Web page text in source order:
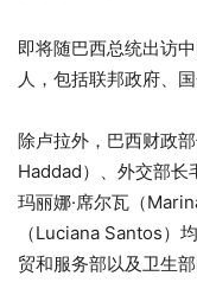
即将随巴西总统出访
人，包括联邦政府、
除卢拉外，巴西财政
Haddad）、外交部长
玛丽娜·席尔瓦（
（Luciana Santos）
贸和服务部以及卫生部